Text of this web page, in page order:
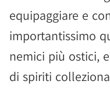
equipaggiare e
importantissimo
nemici più ostici,
di spiriti